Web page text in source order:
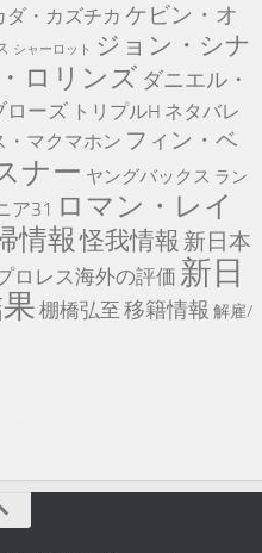
ダ・カズチカ ケビン・オ
シャーロット ジョン・シナ
ロリンズ ダニエル・
ローズ トリプルH ネタバレ
・マクマホン フィン・ベ
ナー ヤングバックス ラン
ア31 ロマン・レイ
情報 怪我情報 新日本
ロレス海外の評価 新日
棚橋弘至 移籍情報 解雇/